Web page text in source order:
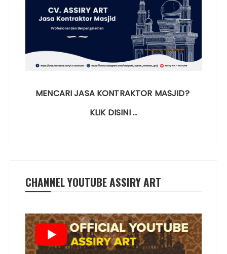
MENCARI JASA KONTRAKTOR MASJID?
KLIK DISINI …
CHANNEL YOUTUBE ASSIRY ART